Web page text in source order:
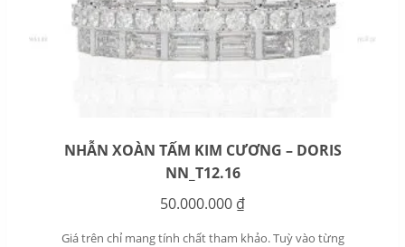
NHẪN XOÀN TẤM KIM CƯƠNG – DORIS
NN_T12.16
50.000.000 ₫
Giá trên chỉ mang tính chất tham khảo. Tuỳ vào từng